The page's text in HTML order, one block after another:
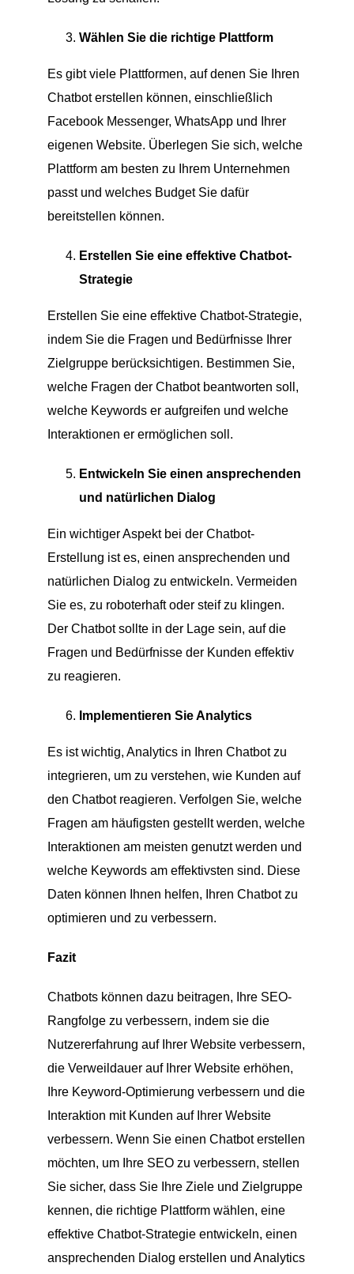
Wählen Sie die richtige Plattform
Es gibt viele Plattformen, auf denen Sie Ihren
Chatbot erstellen können, einschließlich
Facebook Messenger, WhatsApp und Ihrer
eigenen Website. Überlegen Sie sich, welche
Plattform am besten zu Ihrem Unternehmen
passt und welches Budget Sie dafür
bereitstellen können.
Erstellen Sie eine effektive Chatbot-
Strategie
Erstellen Sie eine effektive Chatbot-Strategie,
indem Sie die Fragen und Bedürfnisse Ihrer
Zielgruppe berücksichtigen. Bestimmen Sie,
welche Fragen der Chatbot beantworten soll,
welche Keywords er aufgreifen und welche
Interaktionen er ermöglichen soll.
Entwickeln Sie einen ansprechenden
und natürlichen Dialog
Ein wichtiger Aspekt bei der Chatbot-
Erstellung ist es, einen ansprechenden und
natürlichen Dialog zu entwickeln. Vermeiden
Sie es, zu roboterhaft oder steif zu klingen.
Der Chatbot sollte in der Lage sein, auf die
Fragen und Bedürfnisse der Kunden effektiv
zu reagieren.
Implementieren Sie Analytics
Es ist wichtig, Analytics in Ihren Chatbot zu
integrieren, um zu verstehen, wie Kunden auf
den Chatbot reagieren. Verfolgen Sie, welche
Fragen am häufigsten gestellt werden, welche
Interaktionen am meisten genutzt werden und
welche Keywords am effektivsten sind. Diese
Daten können Ihnen helfen, Ihren Chatbot zu
optimieren und zu verbessern.
Fazit
Chatbots können dazu beitragen, Ihre SEO-
Rangfolge zu verbessern, indem sie die
Nutzererfahrung auf Ihrer Website verbessern,
die Verweildauer auf Ihrer Website erhöhen,
Ihre Keyword-Optimierung verbessern und die
Interaktion mit Kunden auf Ihrer Website
verbessern. Wenn Sie einen Chatbot erstellen
möchten, um Ihre SEO zu verbessern, stellen
Sie sicher, dass Sie Ihre Ziele und Zielgruppe
kennen, die richtige Plattform wählen, eine
effektive Chatbot-Strategie entwickeln, einen
ansprechenden Dialog erstellen und Analytics